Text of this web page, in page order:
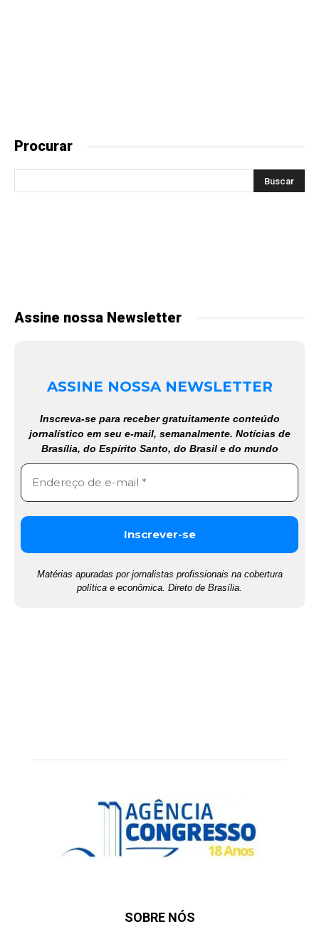
Procurar
Assine nossa Newsletter
ASSINE NOSSA NEWSLETTER
Inscreva-se para receber gratuitamente conteúdo
jornalístico em seu e-mail, semanalmente. Notícias de
Brasília, do Espírito Santo, do Brasil e do mundo
Matérias apuradas por jornalistas profissionais na cobertura
política e econômica. Direto de Brasília.
SOBRE NÓS